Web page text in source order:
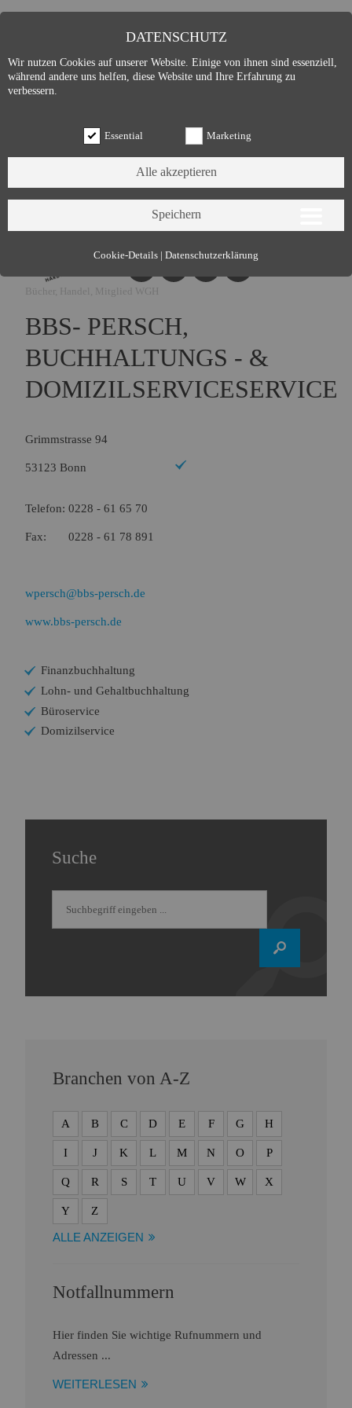
Bücher, Handel, Mitglied WGH
BBS- PERSCH,
BUCHHALTUNGS - &
DOMIZILSERVICESERVICE
Grimmstrasse 94
53123 Bonn
Telefon: 0228 - 61 65 70
Fax: 0228 - 61 78 891
wpersch@bbs-persch.de
www.bbs-persch.de
Finanzbuchhaltung
Lohn- und Gehaltbuchhaltung
Büroservice
Domizilservice
Suche
Branchen von A-Z
A B C D E F G H
I J K L M N O P
Q R S T U V W X
Y Z
ALLE ANZEIGEN
Notfallnummern
Hier finden Sie wichtige Rufnummern und
Adressen ...
WEITERLESEN
DATENSCHUTZ
Wir nutzen Cookies auf unserer Website. Einige von ihnen sind essenziell,
während andere uns helfen, diese Website und Ihre Erfahrung zu
verbessern.
Essential Marketing
Essential (3)
Name:
Cookie Hinweis
Zweck:
Speichert die Cookie-Einstellungen des Besuchers
Cookies:
allowCookie
Laufzeit:
3 Monate
Name:
Session
Zweck:
Speichert die aktuelle Session des Besuchers
Cookies:
PHPSESSID
Name:
Resolution
Zweck:
Speichert die Auflösung des Browserfensters
Cookie-Details | Datenschutzerklärung